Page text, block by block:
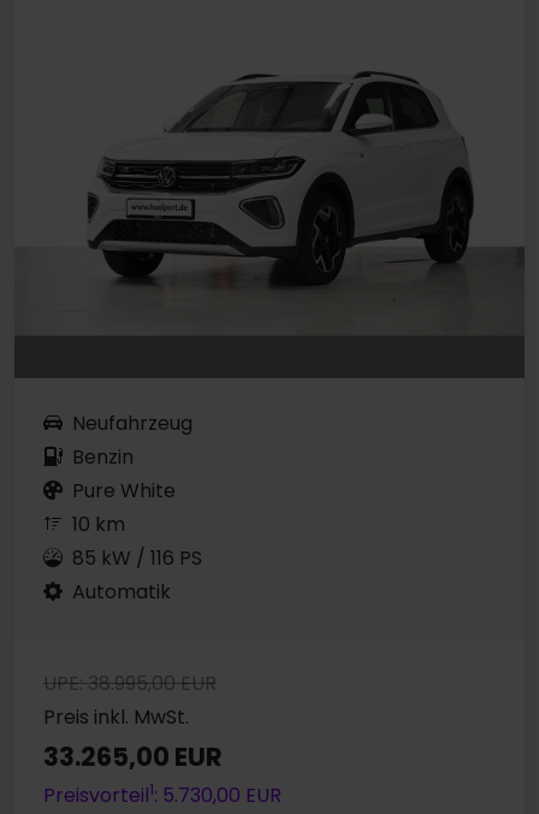
Neufahrzeug
Benzin
Pure White
10 km
85 kW / 116 PS
Automatik
UPE: 38.995,00 EUR
Preis inkl. MwSt.
33.265,00 EUR
Preisvorteil1: 5.730,00 EUR